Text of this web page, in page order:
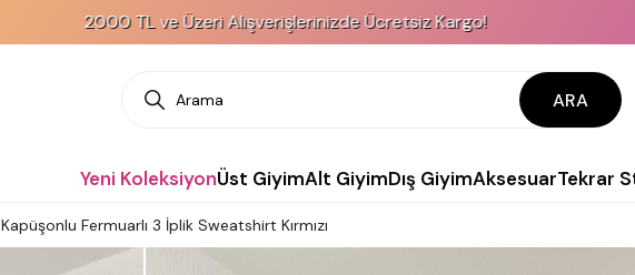
2000 TL ve Üzeri Alışverişlerinizde Ücretsiz Kargo! KREDİ
ARA
Yeni KoleksiyonÜst GiyimAlt GiyimDış GiyimAksesuarTekrar
Kapüşonlu Fermuarlı 3 İplik Sweatshirt Kırmızı